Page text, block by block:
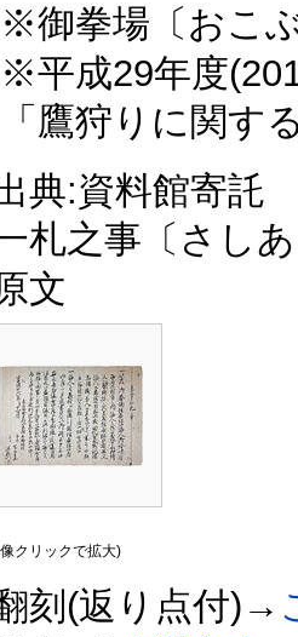
※御拳場〔おこ
※平成29年度
「鷹狩りに関す
典:資料館寄
札之事〔さし
文
クリックで拡大)
刻(返り点付)→